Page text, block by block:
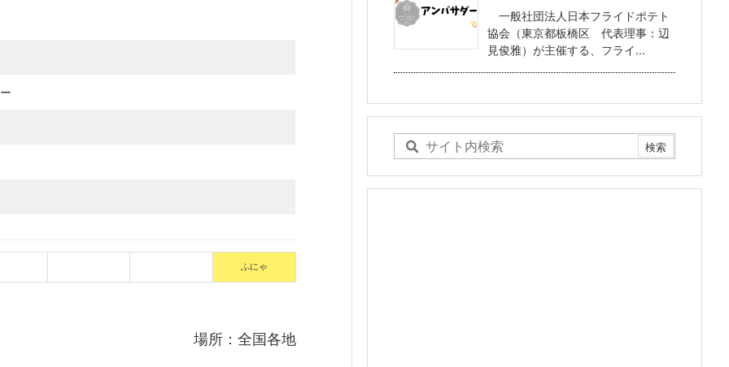
ふにゃ
場所：全国各地
一般社団法人日本フライドポテト
協会（東京都板橋区 代表理事：辺
見俊雅）が主催する、フライ...